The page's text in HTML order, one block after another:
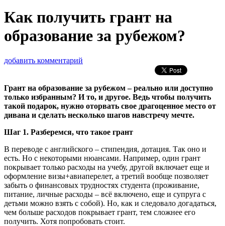
Как получить грант на
образование за рубежом?
добавить комментарий
Грант на образование за рубежом – реально или доступно
только избранным? И то, и другое. Ведь чтобы получить
такой подарок, нужно оторвать свое драгоценное место от
дивана и сделать несколько шагов навстречу мечте.
Шаг 1. Разберемся, что такое грант
В переводе с английского – стипендия, дотация. Так оно и
есть. Но с некоторыми нюансами. Например, один грант
покрывает только расходы на учебу, другой включает еще и
оформление визы+авиаперелет, а третий вообще позволяет
забыть о финансовых трудностях студента (проживание,
питание, личные расходы – всё включено, еще и супруга с
детьми можно взять с собой). Но, как и следовало догадаться,
чем больше расходов покрывает грант, тем сложнее его
получить. Хотя попробовать стоит.